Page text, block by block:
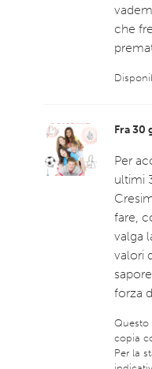
che
Fra 30
Per
ultimi
fare,
valga
valori
forza
Questo
copia
Per la